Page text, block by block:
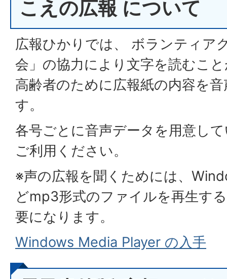
こえの広報 について
広報ひかりでは、 ボランティア
会」の協力により文字を読むこ
高齢者のために広報紙の内容を
す。
各号ごとに音声データを用意し
ご利用ください。
※声の広報を聞くためには、
どmp3形式のファイルを再生す
要になります。
Windows Media Player の入手